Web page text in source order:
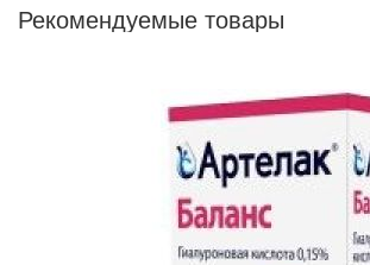
Рекомендуемые товары